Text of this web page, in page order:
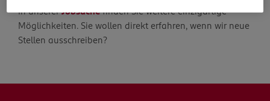
In unsererJobsuchefinden Sie weitere einzigartige
Möglichkeiten. Sie wollen direkt erfahren, wenn wir neue
Stellen ausschreiben?